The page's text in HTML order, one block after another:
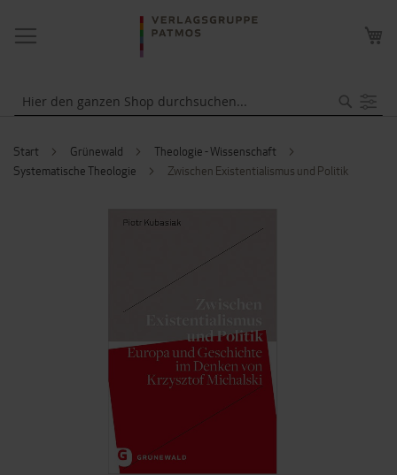
NAVIGATION
UMSCHALTEN
Start Grünewald
Theologie - Wissenschaft
Systematische Theologie
Zwischen Existentialismus und Politik
BILDERGALERIE
SPRINGEN